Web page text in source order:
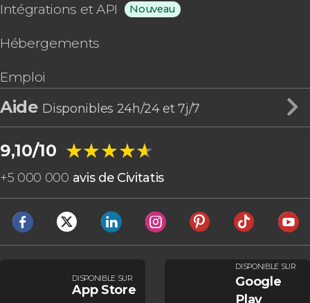
Intégrations et API Nouveau
Hébergements
Emploi
Aide Disponibles 24h/24 et 7j/7
9,10/10 ★★★★★
★★★★★
+5 000 000 avis de Civitatis
DISPONIBLE SUR
App Store
DISPONIBLE SUR
Google
Play